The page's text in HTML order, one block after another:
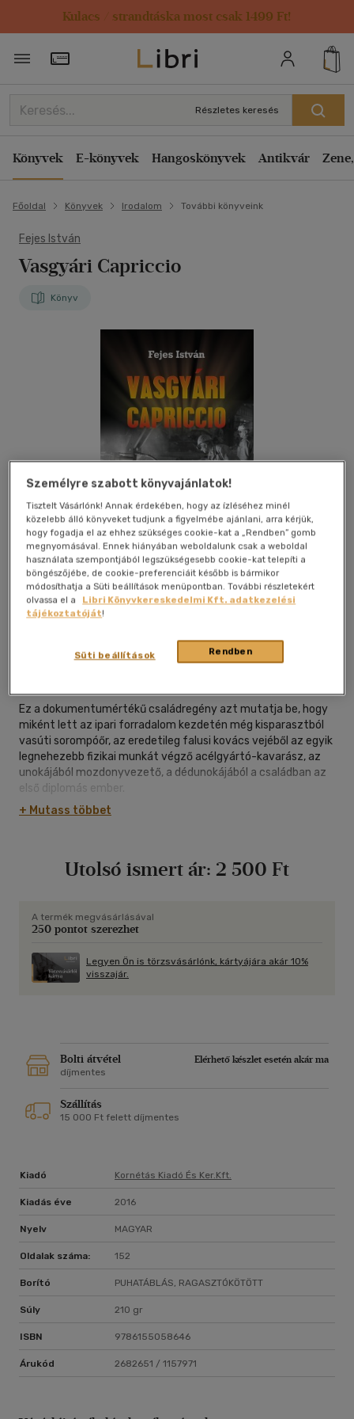
Kulacs / strandtáska most csak 1499 Ft!
Törzsvásárlói Kártya adatai
Részletes keresés
Könyvek E-könyvek Hangoskönyvek Antikvár
Főoldal Könyvek Irodalom További könyveink
Fejes István
Vasgyári Capriccio
Könyv
Kívánságlistához adom Megosztom
Kornétás Kiadó És Ker.kft.| 2016|magyar nyelvű
Ez a dokumentumértékű családregény azt mutatja be, hogy
miként lett az ipari forradalom kezdetén még kisparasztból
vasúti sorompóőr, az eredetileg falusi kovács vejéből az egyik
legnehezebb fizikai munkát végző acélgyártó-kavarász, az
unokájából mozdonyvezető, a dédunokájából a családban az
első diplomás ember.
+ Mutass többet
Utolsó ismert ár: 2 500 Ft
A termék megvásárlásával
250 pontot szerezhet
Legyen Ön is törzsvásárlónk, kártyájára akár 10%
visszajár.
Bolti átvétel
Elérhető készlet esetén akár ma
díjmentes
Szállítás
15 000 Ft felett díjmentes
Kiadó Kornétás Kiadó És Ker.kft.
Kiadás éve 2016
Nyelv MAGYAR
Oldalak száma: 152
Borító PUHATÁBLÁS, RAGASZTÓKÖTÖTT
Súly 210 gr
ISBN 9786155058646
Árukód 2682651 / 1157971
Személyre szabott könyvajánlatok!
Tisztelt Vásárlónk! Annak érdekében, hogy az ízléséhez minél
közelebb álló könyveket tudjunk a figyelmébe ajánlani, arra kérjük,
hogy fogadja el az ehhez szükséges cookie-kat a „Rendben” gomb
megnyomásával. Ennek hiányában weboldalunk csak a weboldal
használata szempontjából legszükségesebb cookie-kat telepíti a
böngészőjébe, de cookie-preferenciáit később is bármikor
módosíthatja a Süti beállítások menüpontban. További részletekért
olvassa el a
Libri Könyvkereskedelmi Kft. adatkezelési
tájékoztatóját!
Rendben
Süti beállítások